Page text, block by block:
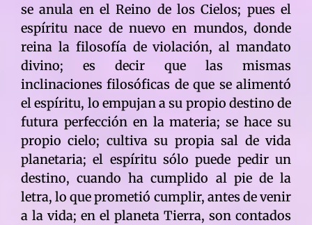
se anula en el Reino de los Cielos; pues el
espíritu nace de nuevo en mundos, donde
reina la filosofía de violación, al mandato
divino; es decir que las mismas
inclinaciones filosóficas de que se alimentó
el espíritu, lo empujan a su propio destino de
futura perfección en la materia; se hace su
propio cielo; cultiva su propia sal de vida
planetaria; el espíritu sólo puede pedir un
destino, cuando ha cumplido al pie de la
letra, lo que prometió cumplir, antes de venir
a la vida; en el planeta Tierra, son contados